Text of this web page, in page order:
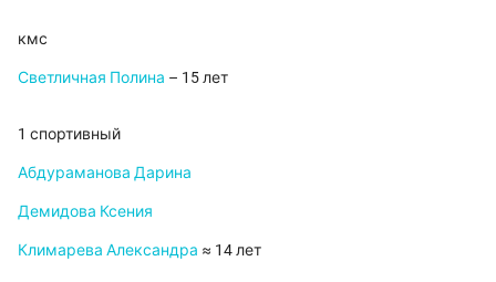
кмс
Светличная Полина – 15 лет
1 спортивный
Абдураманова Дарина
Демидова Ксения
Климарева Александра ≈ 14 лет